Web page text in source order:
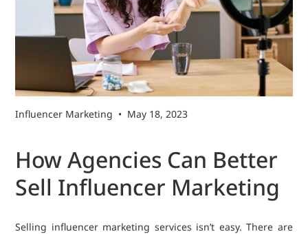
Influencer Marketing • May 18, 2023
How Agencies Can Better
Sell Influencer Marketing
Selling influencer marketing services isn’t easy. There are